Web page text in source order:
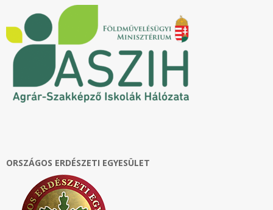
ORSZÁGOS ERDÉSZETI EGYESÜLET